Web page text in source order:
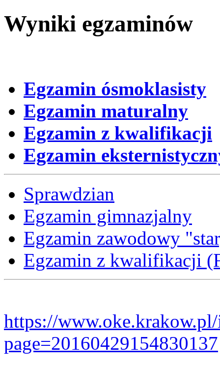
Wyniki egzaminów
Egzamin ósmoklasisty
Egzamin maturalny
Egzamin z kwalifikacji
Egzamin
Sprawdzian
Egzamin gimnazjalny
Egzamin zawodowy
Egzamin z kwalifikacji
https://
page=20160429154830137